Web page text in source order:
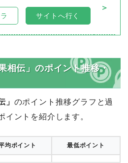
＞
サイトへ行く
相伝」のポイント推移・
」 のポイント推移グラフと過
イントを紹介します。
均ポイント 最低ポイント